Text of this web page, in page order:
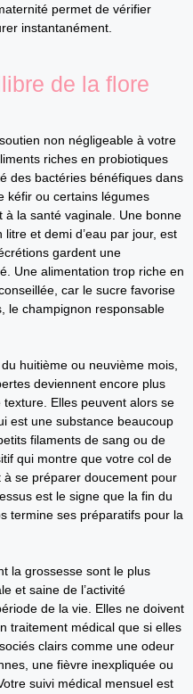
permet de vérifier
instantanément.
de la flore
non négligeable à votre
riches en probiotiques
des bactéries bénéfiques dans
kéfir ou certains légumes
la santé vaginale. Une bonne
et demi d’eau par jour, est
gardent une
Une alimentation trop riche en
car le sucre favorise
le champignon responsable
huitième ou neuvième mois,
deviennent encore plus
Elles peuvent alors se
est une substance beaucoup
filaments de sang ou de
qui montre que votre col de
à se préparer doucement pour
est le signe que la fin du
termine ses préparatifs pour la
la grossesse sont le plus
et saine de l’activité
de la vie. Elles ne doivent
traitement médical que si elles
clairs comme une odeur
une fièvre inexpliquée ou
suivi médical mensuel est